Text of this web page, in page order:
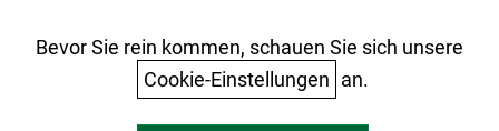
Ihr Einkauf
Bevor Sie rein kommen, schauen Sie sich unsere
Cookie-Einstellungen an.